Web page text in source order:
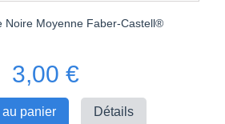
Noire Moyenne Faber-Castell®
3,00 €
panier Détails